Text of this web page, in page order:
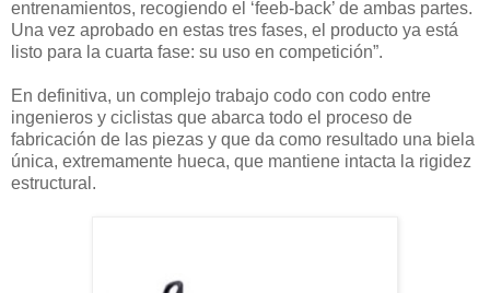
entrenamientos, recogiendo el ‘feeb-back’ de ambas partes.
Una vez aprobado en estas tres fases, el producto ya está
listo para la cuarta fase: su uso en competición”.
En definitiva, un complejo trabajo codo con codo entre
ingenieros y ciclistas que abarca todo el proceso de
fabricación de las piezas y que da como resultado una biela
única, extremamente hueca, que mantiene intacta la rigidez
estructural.